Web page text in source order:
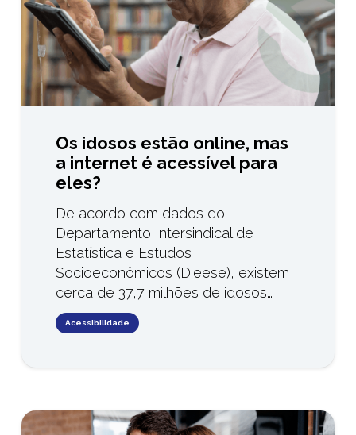
Os idosos estão online, mas
a internet é acessível para
eles?
De acordo com dados do
Departamento Intersindical de
Estatística e Estudos
Socioeconômicos (Dieese), existem
cerca de 37,7 milhões de idosos…
Acessibilidade